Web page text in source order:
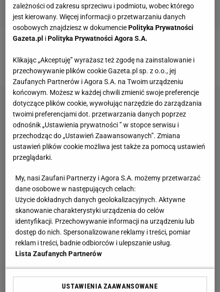
wojnę tuż przed IO. "Perfidne zbliżenia"
zależności od zakresu sprzeciwu i podmiotu, wobec którego
jest kierowany. Więcej informacji o przetwarzaniu danych
osobowych znajdziesz w dokumenciePolityka Prywatności
Gazeta.pl iPolityka Prywatności Agora S.A.
Klikając „Akceptuję” wyrażasz też zgodę na zainstalowanie i
przechowywanie plików cookie Gazeta.pl sp. z o.o., jej
Zaufanych Partnerów i Agora S.A. na Twoim urządzeniu
końcowym. Możesz w każdej chwili zmienić swoje preferencje
dotyczące plików cookie, wywołując narzędzie do zarządzania
twoimi preferencjami dot. przetwarzania danych poprzez
odnośnik „Ustawienia prywatności ” w stopce serwisu i
przechodząc do „Ustawień Zaawansowanych”. Zmiana
ustawień plików cookie możliwa jest także za pomocą ustawień
przeglądarki.
My, nasi Zaufani Partnerzy i Agora S.A. możemy przetwarzać
dane osobowe w następujących celach:
Użycie dokładnych danych geolokalizacyjnych. Aktywne
skanowanie charakterystyki urządzenia do celów
identyfikacji. Przechowywanie informacji na urządzeniu lub
dostęp do nich. Spersonalizowane reklamy i treści, pomiar
reklam i treści, badnie odbiorców i ulepszanie usług.
Lista Zaufanych Partnerów
USTAWIENIA ZAAWANSOWANE